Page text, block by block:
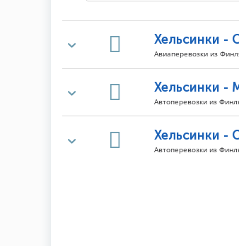
Хельсинки -
Авиаперевозки из
Хельсинки -
Автоперевозки из
Хельсинки -
Автоперевозки из